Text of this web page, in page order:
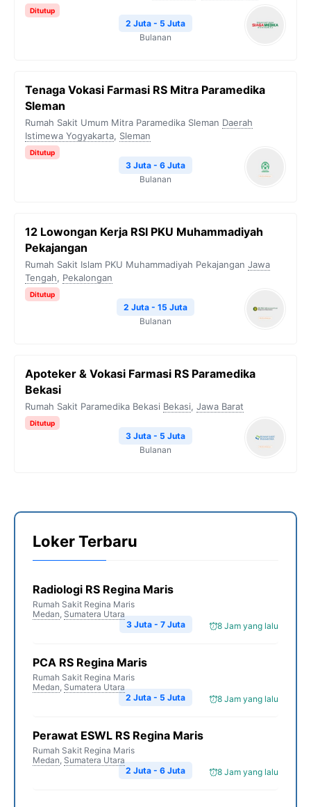
Ditutup
2 Juta - 5 Juta
Bulanan
Tenaga Vokasi Farmasi RS Mitra Paramedika
Sleman
Rumah Sakit Umum Mitra Paramedika Sleman Daerah
Istimewa Yogyakarta, Sleman
Ditutup
3 Juta - 6 Juta
Bulanan
12 Lowongan Kerja RSI PKU Muhammadiyah
Pekajangan
Rumah Sakit Islam PKU Muhammadiyah Pekajangan Jawa
Tengah, Pekalongan
Ditutup
2 Juta - 15 Juta
Bulanan
Apoteker & Vokasi Farmasi RS Paramedika
Bekasi
Rumah Sakit Paramedika Bekasi Bekasi, Jawa Barat
Ditutup
3 Juta - 5 Juta
Bulanan
Loker Terbaru
Radiologi RS Regina Maris
Rumah Sakit Regina Maris
Medan, Sumatera Utara
8 Jam yang lalu
3 Juta - 7 Juta
PCA RS Regina Maris
Rumah Sakit Regina Maris
Medan, Sumatera Utara
8 Jam yang lalu
2 Juta - 5 Juta
Perawat ESWL RS Regina Maris
Rumah Sakit Regina Maris
Medan, Sumatera Utara
8 Jam yang lalu
2 Juta - 6 Juta